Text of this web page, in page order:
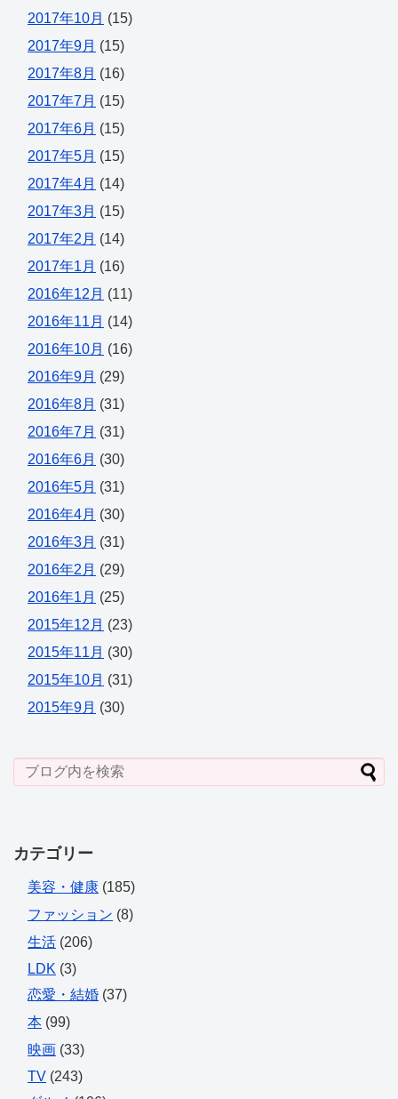
2017年10月 (15)
2017年9月 (15)
2017年8月 (16)
2017年7月 (15)
2017年6月 (15)
2017年5月 (15)
2017年4月 (14)
2017年3月 (15)
2017年2月 (14)
2017年1月 (16)
2016年12月 (11)
2016年11月 (14)
2016年10月 (16)
2016年9月 (29)
2016年8月 (31)
2016年7月 (31)
2016年6月 (30)
2016年5月 (31)
2016年4月 (30)
2016年3月 (31)
2016年2月 (29)
2016年1月 (25)
2015年12月 (23)
2015年11月 (30)
2015年10月 (31)
2015年9月 (30)
カテゴリー
美容・健康 (185)
ファッション (8)
生活 (206)
LDK (3)
恋愛・結婚 (37)
本 (99)
映画 (33)
TV (243)